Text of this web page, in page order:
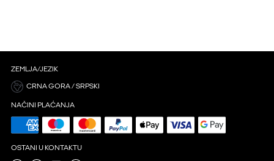
ZEMLJA/JEZIK
CRNA GORA / SRPSKI
NAČINI PLAĆANJA
OSTANI U KONTAKTU